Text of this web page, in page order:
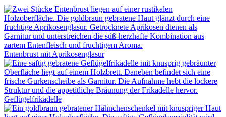
Entenbrust mit Aprikosenglasur
Geflügelfrikadelle